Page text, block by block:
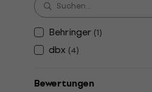
Behringer (1)
dbx (4)
Bewertungen